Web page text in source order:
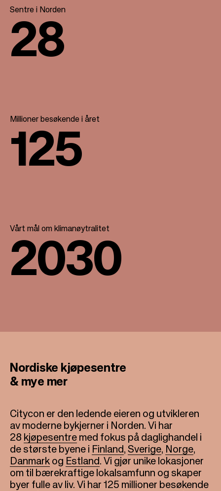
Sentre i Norden
28
Millioner besøkende i året
125
Vårt mål om klimanøytralitet
2030
Nordiske kjøpesentre
& mye mer
Citycon er den ledende eieren og utvikleren
av moderne bykjerner i Norden. Vi har
28 kjøpesentre med fokus på daglighandel i
de største byene i Finland, Sverige, Norge,
Danmark og Estland. Vi gjør unike lokasjoner
om til bærekraftige lokalsamfunn og skaper
byer fulle av liv. Vi har 125 millioner besøkende